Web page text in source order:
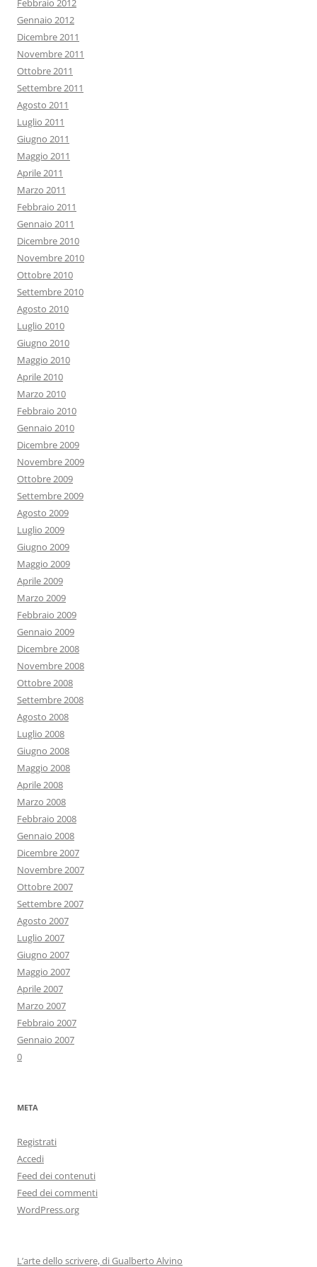
Febbraio 2012
Gennaio 2012
Dicembre 2011
Novembre 2011
Ottobre 2011
Settembre 2011
Agosto 2011
Luglio 2011
Giugno 2011
Maggio 2011
Aprile 2011
Marzo 2011
Febbraio 2011
Gennaio 2011
Dicembre 2010
Novembre 2010
Ottobre 2010
Settembre 2010
Agosto 2010
Luglio 2010
Giugno 2010
Maggio 2010
Aprile 2010
Marzo 2010
Febbraio 2010
Gennaio 2010
Dicembre 2009
Novembre 2009
Ottobre 2009
Settembre 2009
Agosto 2009
Luglio 2009
Giugno 2009
Maggio 2009
Aprile 2009
Marzo 2009
Febbraio 2009
Gennaio 2009
Dicembre 2008
Novembre 2008
Ottobre 2008
Settembre 2008
Agosto 2008
Luglio 2008
Giugno 2008
Maggio 2008
Aprile 2008
Marzo 2008
Febbraio 2008
Gennaio 2008
Dicembre 2007
Novembre 2007
Ottobre 2007
Settembre 2007
Agosto 2007
Luglio 2007
Giugno 2007
Maggio 2007
Aprile 2007
Marzo 2007
Febbraio 2007
Gennaio 2007
0
META
Registrati
Accedi
Feed dei contenuti
Feed dei commenti
WordPress.org
L’arte dello scrivere, di Gualberto Alvino